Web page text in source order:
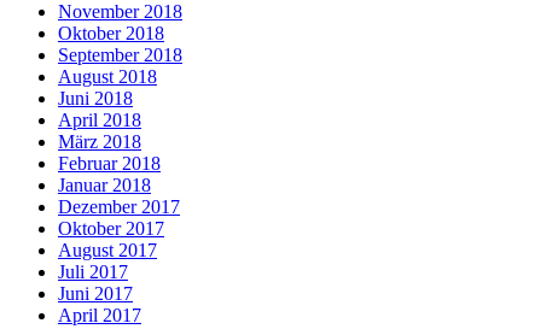
November 2018
Oktober 2018
September 2018
August 2018
Juni 2018
April 2018
März 2018
Februar 2018
Januar 2018
Dezember 2017
Oktober 2017
August 2017
Juli 2017
Juni 2017
April 2017